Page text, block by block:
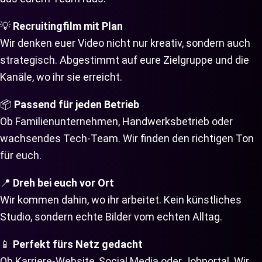
💡 Recruitingfilm mit Plan
Wir denken euer Video nicht nur kreativ, sondern auch
strategisch. Abgestimmt auf eure Zielgruppe und die
Kanäle, wo ihr sie erreicht.
📦 Passend für jeden Betrieb
Ob Familienunternehmen, Handwerksbetrieb oder
wachsendes Tech-Team. Wir finden den richtigen Ton
für euch.
📍 Dreh bei euch vor Ort
Wir kommen dahin, wo ihr arbeitet. Kein künstliches
Studio, sondern echte Bilder vom echten Alltag.
📱 Perfekt fürs Netz gedacht